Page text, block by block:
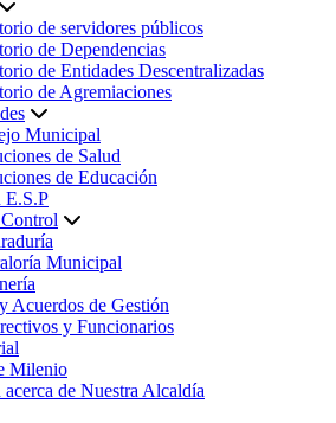
de servidores públicos
de Dependencias
de Entidades Descentralizadas
de Agremiaciones
Municipal
de Salud
de Educación
E.S.P
Municipal
Acuerdos de Gestión
y Funcionarios
Milenio
de Nuestra Alcaldía